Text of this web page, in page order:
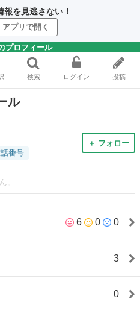
を見逃さない！
アプリで開く
プロフィール
検索 ログイン 投稿
ル
番号
＋ フォロー
。
6 0 0
3
0